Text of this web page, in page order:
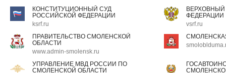
КОНСТИТУЦИОННЫЙ СУД
РОССИЙСКОЙ ФЕДЕРАЦИИ
ksrf.ru
ФЕДЕРАЦИИ
vsrf.ru
ПРАВИТЕЛЬСТВО СМОЛЕНСКОЙ
ОБЛАСТИ
www.admin-smolensk.ru
УПРАВЛЕНИЕ МВД РОССИИ ПО
СМОЛЕНСКОЙ ОБЛАСТИ